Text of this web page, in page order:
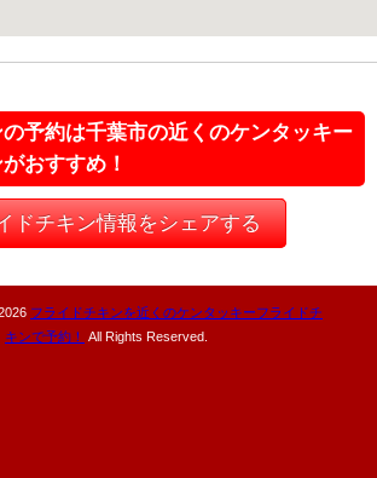
予約は千葉市の近くのケンタッキー
おすすめ！
ドチキン情報をシェアする
フライドチキンを近くのケンタッキーフライドチ
キンで予約！
All Rights Reserved.